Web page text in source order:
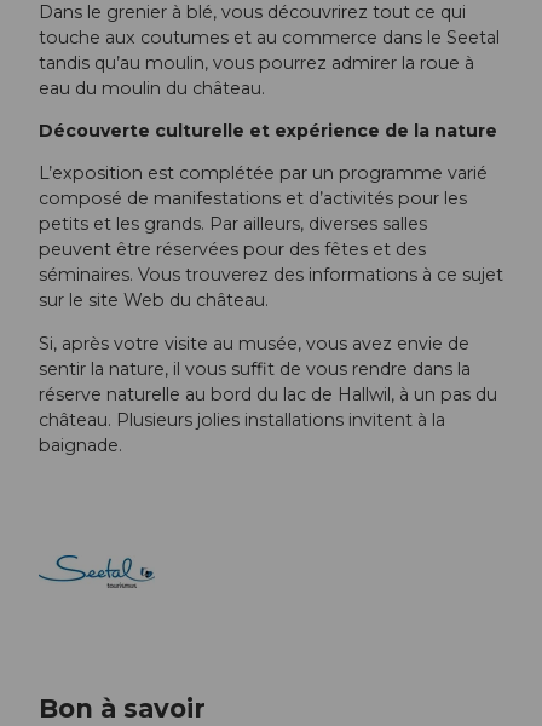
© Roman Kasinski, Museum Aargau | CC0
Dans le grenier à blé, vous découvrirez tout ce qui
touche aux coutumes et au commerce dans le Seetal
tandis qu’au moulin, vous pourrez admirer la roue à
eau du moulin du château.
Découverte culturelle et expérience de la nature
L’exposition est complétée par un programme varié
composé de manifestations et d’activités pour les
petits et les grands. Par ailleurs, diverses salles
peuvent être réservées pour des fêtes et des
séminaires. Vous trouverez des informations à ce sujet
sur le site Web du château.
Si, après votre visite au musée, vous avez envie de
sentir la nature, il vous suffit de vous rendre dans la
réserve naturelle au bord du lac de Hallwil, à un pas du
château. Plusieurs jolies installations invitent à la
baignade.
Bon à savoir